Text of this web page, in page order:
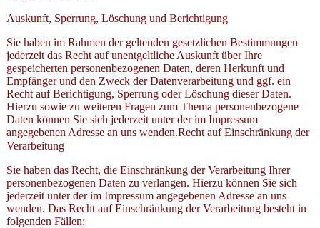
Auskunft, Sperrung, Löschung und Berichtigung
Sie haben im Rahmen der geltenden gesetzlichen Bestimmungen
jederzeit das Recht auf unentgeltliche Auskunft über Ihre
gespeicherten personenbezogenen Daten, deren Herkunft und
Empfänger und den Zweck der Datenverarbeitung und ggf. ein
Recht auf Berichtigung, Sperrung oder Löschung dieser Daten.
Hierzu sowie zu weiteren Fragen zum Thema personenbezogene
Daten können Sie sich jederzeit unter der im Impressum
angegebenen Adresse an uns wenden.Recht auf Einschränkung der
Verarbeitung
Sie haben das Recht, die Einschränkung der Verarbeitung Ihrer
personenbezogenen Daten zu verlangen. Hierzu können Sie sich
jederzeit unter der im Impressum angegebenen Adresse an uns
wenden. Das Recht auf Einschränkung der Verarbeitung besteht in
folgenden Fällen: